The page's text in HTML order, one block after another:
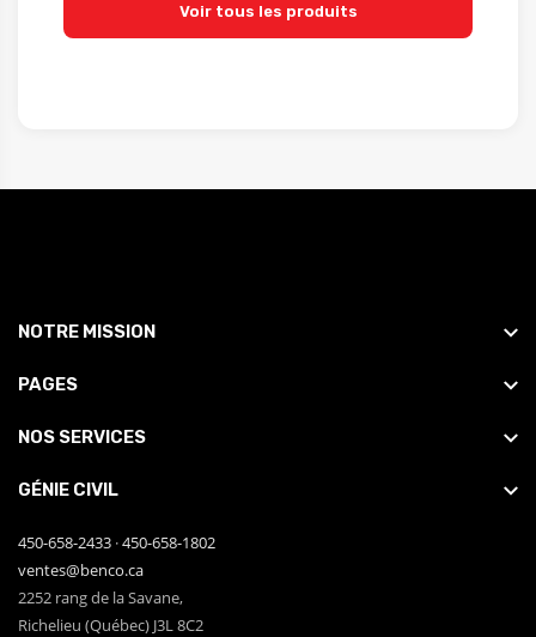
Voir tous les produits
NOTRE MISSION
PAGES
NOS SERVICES
GÉNIE CIVIL
450-658-2433 ·450-658-1802
ventes@benco.ca
2252 rang de la Savane,
Richelieu (Québec) J3L 8C2